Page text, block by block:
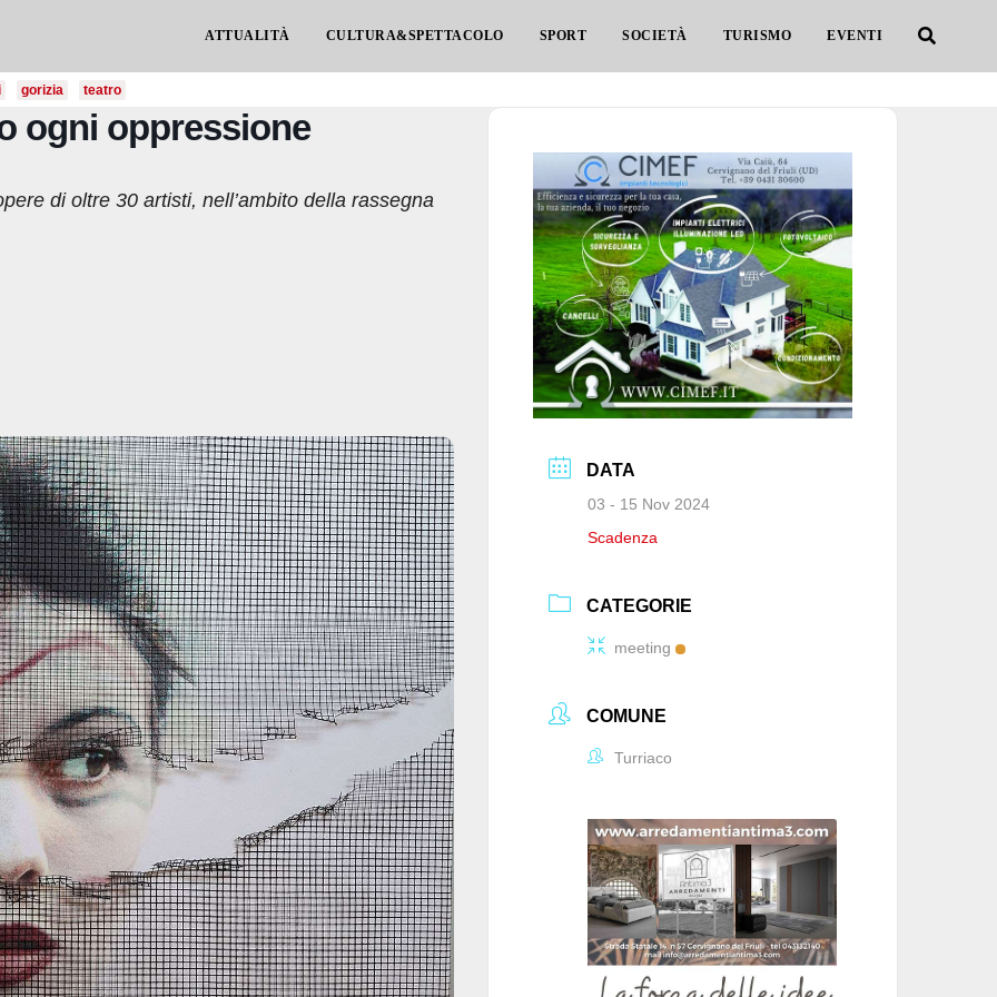
ATTUALITÀ CULTURA&SPETTACOLO SPORT SOCIETÀ TURISMO EVENTI
gorizia teatro
ogni oppressione
di oltre 30 artisti, nell’ambito della rassegna
DATA
03 - 15 Nov 2024
Scadenza
CATEGORIE
meeting
COMUNE
Turriaco